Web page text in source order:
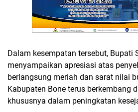
Dalam kesempatan tersebut, Bupati
menyampaikan apresiasi atas
berlangsung meriah dan sarat nilai
Kabupaten Bone terus berkembang
khususnya dalam peningkatan